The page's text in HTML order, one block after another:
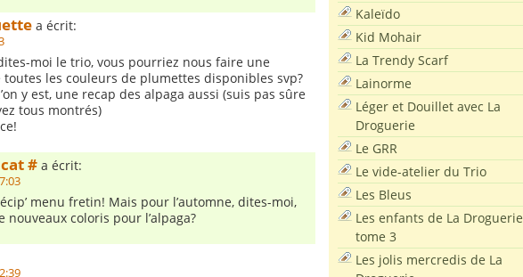
a écrit:
moi le trio, vous pourriez nous faire une
les couleurs de plumettes disponibles svp?
y est, une recap des alpaga aussi (suis pas sûre
tous montrés)
# a écrit:
menu fretin! Mais pour l’automne, dites-moi,
nouveaux coloris pour l’alpaga?
Kaleïdo
Kid Mohair
La Trendy Scarf
Lainorme
Léger et Douillet avec La
Droguerie
Le GRR
Le vide-atelier du Trio
Les Bleus
Les enfants de La Droguerie
tome 3
Les jolis mercredis de La